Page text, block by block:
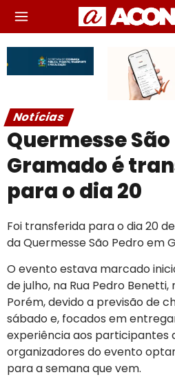
Notícias
Quermesse
Gramado é
para o dia 20
Foi transferida para o dia 20
da Quermesse São Pedro em
O evento estava marcado
de julho, na Rua Pedro
Porém, devido a previsão de
sábado e, focados em
experiência aos participantes
organizadores do evento
para a semana que vem.